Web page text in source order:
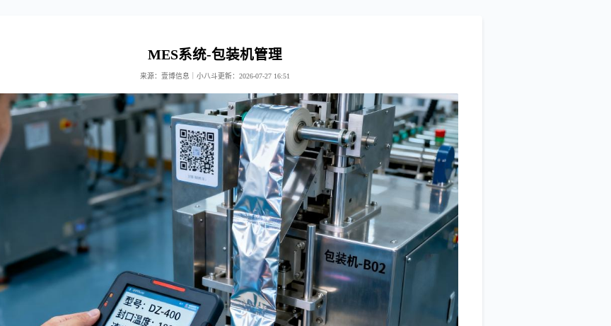
MES系统-包装机管理
来源：壹博信息｜小八斗更新：2026-07-27 16:51